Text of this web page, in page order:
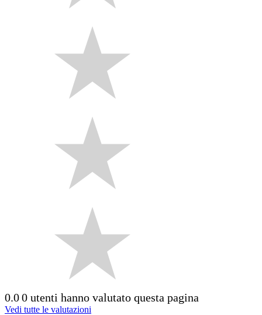
0.00 utenti hanno valutato questa pagina
Vedi tutte le valutazioni